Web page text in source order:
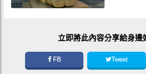
立即將此內容分享給身邊
FB Tweet